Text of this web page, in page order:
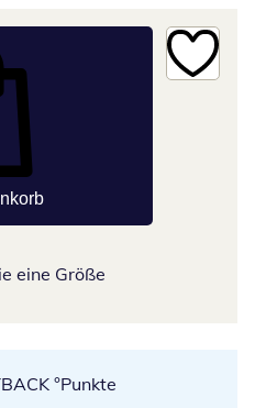
eine Größe
°Punkte